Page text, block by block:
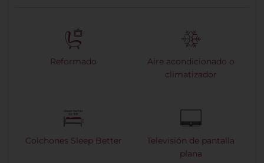
Reformado
Aire acondicionado o
climatizador
Colchones Sleep Better
Televisión de pantalla
plana